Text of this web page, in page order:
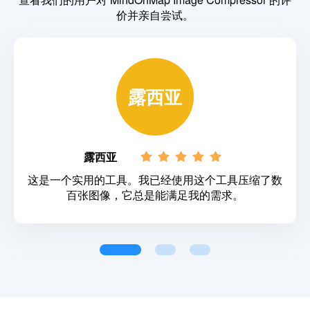
价并亲自尝试。
露西亚
露西亚
这是一个实用的工具。我已经使用这个工具压缩了数
百张图像，它总是能满足我的需求。